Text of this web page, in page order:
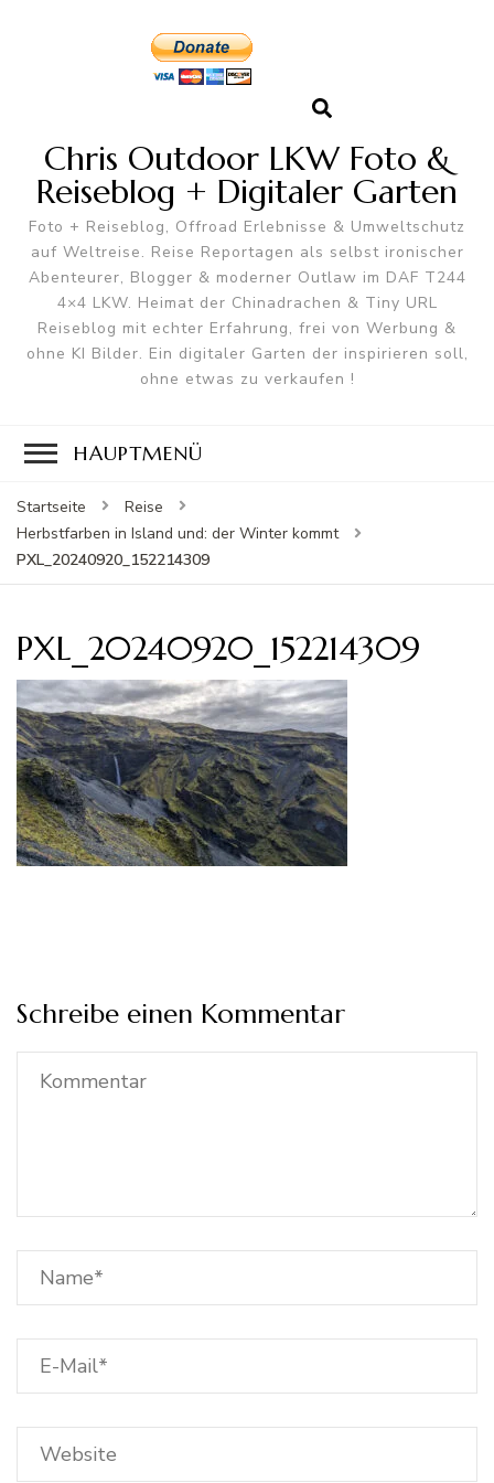
Chris Outdoor LKW Foto &
Reiseblog + Digitaler Garten
Foto + Reiseblog, Offroad Erlebnisse & Umweltschutz
auf Weltreise. Reise Reportagen als selbst ironischer
Abenteurer, Blogger & moderner Outlaw im DAF T244
4×4 LKW. Heimat der Chinadrachen & Tiny URL
Reiseblog mit echter Erfahrung, frei von Werbung &
ohne KI Bilder. Ein digitaler Garten der inspirieren soll,
ohne etwas zu verkaufen !
HAUPTMENÜ
Startseite
Reise
Herbstfarben in Island und: der Winter kommt
PXL_20240920_152214309
PXL_20240920_152214309
Schreibe einen Kommentar